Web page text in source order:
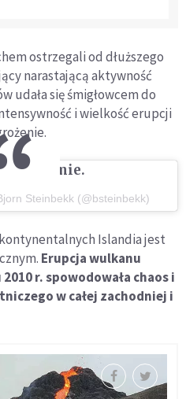
ostrzegali od dłuższego
narastającą aktywność
udała się śmigłowcem do
i wielkość erupcji
Steinbekk (@bsteinbekk)
Islandiajest
Erupcja wulkanu
r. spowodowała chaos i
w całej zachodniej i